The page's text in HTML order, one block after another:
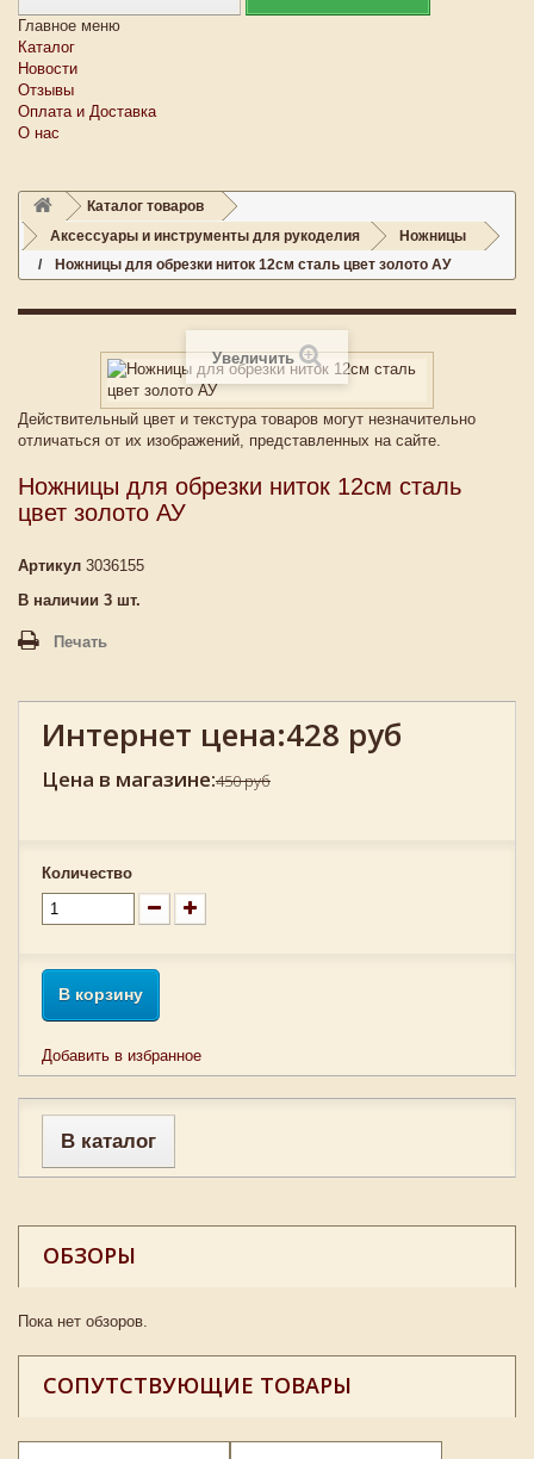
Главное меню
Каталог
Новости
Отзывы
Оплата и Доставка
О нас
Каталог товаров
Аксессуары и инструменты для рукоделия
Ножницы
Ножницы для обрезки ниток 12см сталь цвет золото АУ
Увеличить
Действительный цвет и текстура товаров могут незначительно
отличаться от их изображений, представленных на сайте.
Ножницы для обрезки ниток 12см сталь
цвет золото АУ
Артикул 3036155
В наличии 3 шт.
Печать
Интернет цена:428 руб
Цена в магазине:450 руб
Количество
В корзину
Добавить в избранное
В каталог
ОБЗОРЫ
Пока нет обзоров.
СОПУТСТВУЮЩИЕ ТОВАРЫ